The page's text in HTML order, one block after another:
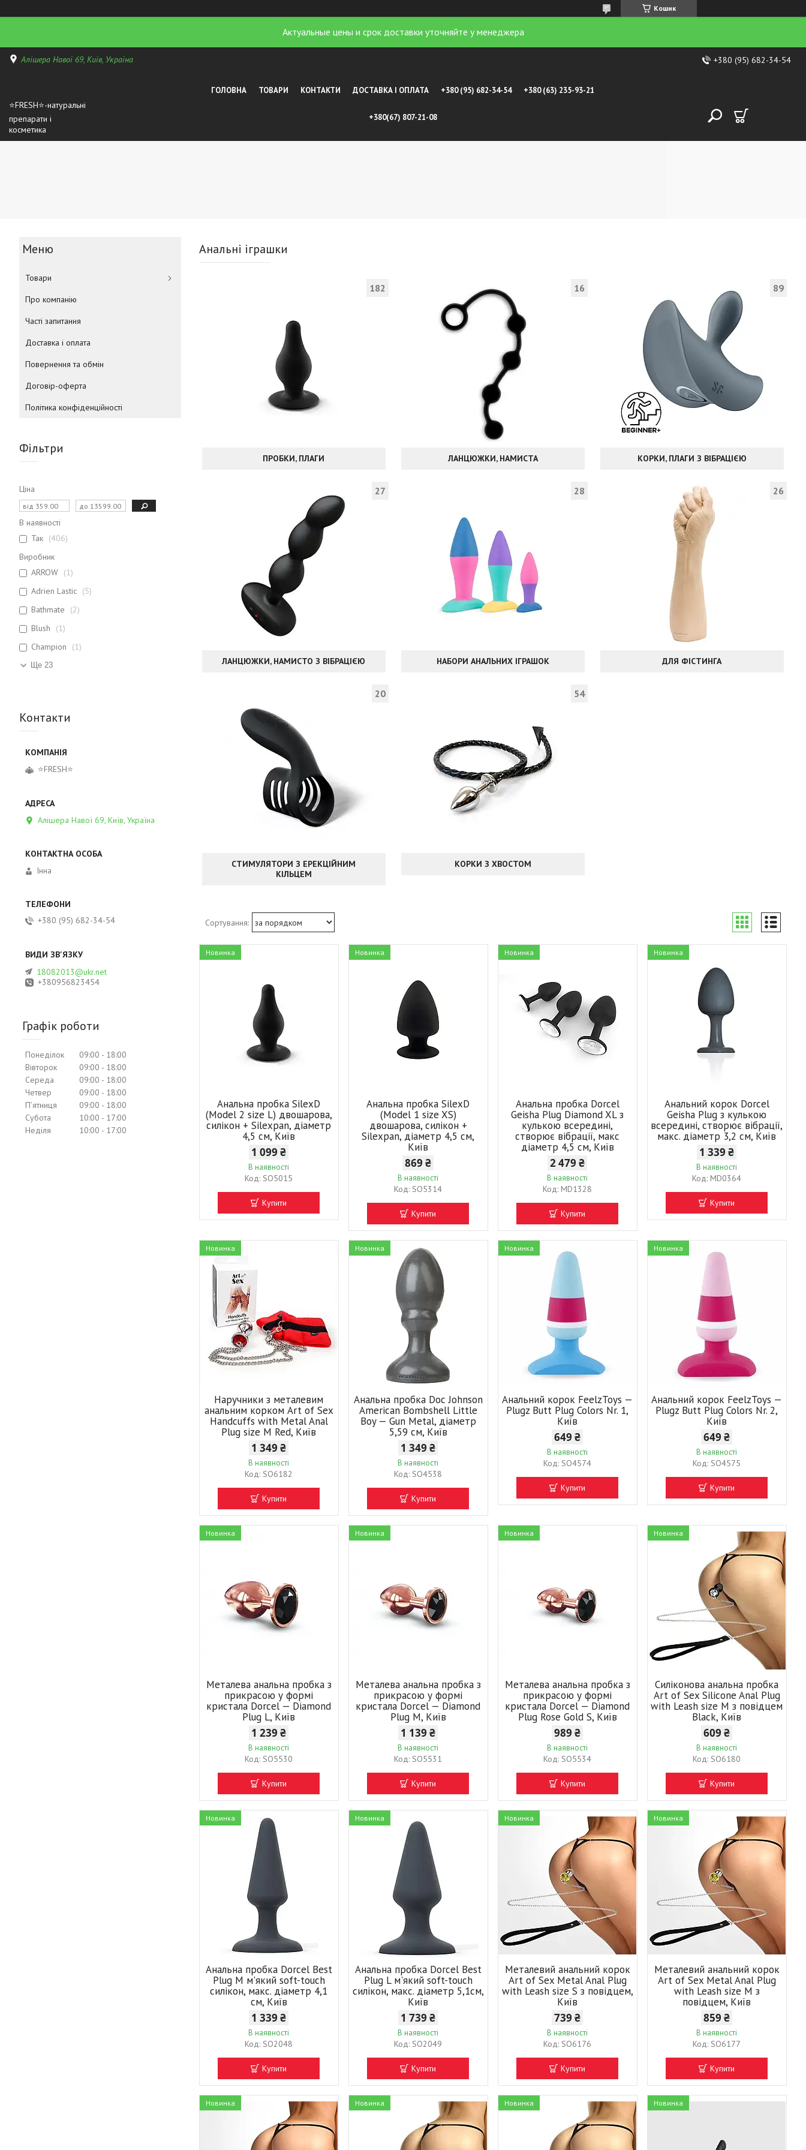
Кошик
Актуальные цены и срок доставки уточняйте у менеджера
Алішера Навої 69, Київ, Україна +380 (95) 682-34-54
⭐FRESH⭐-натуральні
препарати і
косметика
ГОЛОВНА ТОВАРИ КОНТАКТИ ДОСТАВКА І ОПЛАТА +380 (95) 682-34-54 +380 (63) 235-93-21
+380(67) 807-21-08
Анальні іграшки
ПРОБКИ, ПЛАГИ
182
ЛАНЦЮЖКИ, НАМИСТА
16
КОРКИ, ПЛАГИ З ВІБРАЦІЄЮ
89
ЛАНЦЮЖКИ, НАМИСТО З ВІБРАЦІЄЮ
27
НАБОРИ АНАЛЬНИХ ІГРАШОК
28
ДЛЯ ФІСТИНГА
26
СТИМУЛЯТОРИ З ЕРЕКЦІЙНИМ
КІЛЬЦЕМ
20
КОРКИ З ХВОСТОМ
54
Новинка
Анальна пробка SilexD
(Model 2 size L) двошарова,
силікон + Silexpan, діаметр
4,5 см, Київ
1 099 ₴
В наявності
SO5015
Купити
Новинка
Анальна пробка SilexD
(Model 1 size XS)
двошарова, силікон +
Silexpan, діаметр 4,5 см,
Київ
869 ₴
В наявності
SO5314
Купити
Новинка
Анальна пробка Dorcel
Geisha Plug Diamond XL з
кулькою всередині,
створює вібрації, макс
діаметр 4,5 см, Київ
2 479 ₴
В наявності
MD1328
Купити
Новинка
Анальний корок Dorcel
Geisha Plug з кулькою
всередині, створює вібрації,
макс. діаметр 3,2 см, Київ
1 339 ₴
В наявності
MD0364
Купити
Новинка
Наручники з металевим
анальним корком Art of Sex
Handcuffs with Metal Anal
Plug size M Red, Київ
1 349 ₴
В наявності
SO6182
Купити
Новинка
Анальна пробка Doc Johnson
American Bombshell Little
Boy — Gun Metal, діаметр
5,59 см, Київ
1 349 ₴
В наявності
SO4538
Купити
Новинка
Анальний корок FeelzToys —
Plugz Butt Plug Colors Nr. 1,
Київ
649 ₴
В наявності
SO4574
Купити
Новинка
Анальний корок FeelzToys —
Plugz Butt Plug Colors Nr. 2,
Київ
649 ₴
В наявності
SO4575
Купити
Новинка
Металева анальна пробка з
прикрасою у формі
кристала Dorcel — Diamond
Plug L, Київ
1 239 ₴
В наявності
SO5530
Купити
Новинка
Металева анальна пробка з
прикрасою у формі
кристала Dorcel — Diamond
Plug M, Київ
1 139 ₴
В наявності
SO5531
Купити
Новинка
Металева анальна пробка з
прикрасою у формі
кристала Dorcel — Diamond
Plug Rose Gold S, Київ
989 ₴
В наявності
SO5534
Купити
Новинка
Силіконова анальна пробка
Art of Sex Silicone Anal Plug
with Leash size M з повідцем
Black, Київ
609 ₴
В наявності
SO6180
Купити
Новинка
Анальна пробка Dorcel Best
Plug M м'який soft-touch
силікон, макс. діаметр 4,1
см, Київ
1 339 ₴
В наявності
SO2048
Купити
Новинка
Анальна пробка Dorcel Best
Plug L м'який soft-touch
силікон, макс. діаметр 5,1см,
Київ
1 739 ₴
В наявності
SO2049
Купити
Новинка
Металевий анальний корок
Art of Sex Metal Anal Plug
with Leash size S з повідцем,
Київ
739 ₴
В наявності
SO6176
Купити
Новинка
Металевий анальний корок
Art of Sex Metal Anal Plug
with Leash size M з
повідцем, Київ
859 ₴
В наявності
SO6177
Купити
Новинка Новинка Новинка Новинка
Товари
Про компанію
Часті запитання
Доставка і оплата
Повернення та обмін
Договір-оферта
Політика конфіденційності
Фільтри
Ціна
В наявності
Так
406
Виробник
ARROW
1
Adrien Lastic
5
Bathmate
2
Blush
1
Champion
1
Ще 23
Контакти
⭐FRESH⭐
Алішера Навої 69, Київ, Україна
Інна
+380 (95) 682-34-54
18082013@ukr.net
+380956823454
Графік роботи
Понеділок 09:00
18:00
Вівторок
09:00
18:00
Середа
09:00
18:00
Четвер
09:00
18:00
Пʼятниця
09:00
18:00
Субота
10:00
17:00
Неділя
10:00 17:00